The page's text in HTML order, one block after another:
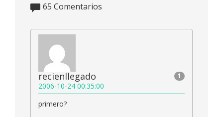
65 Comentarios
1
recienllegado
2006-10-24 00:35:00
primero?